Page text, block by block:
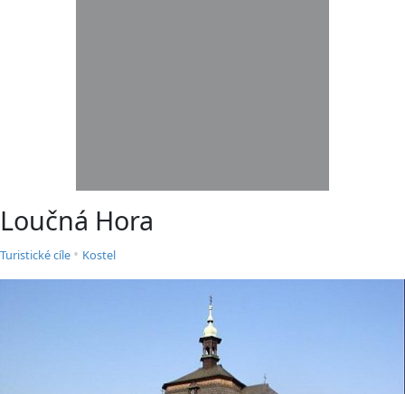
Loučná Hora
Turistické cíle • Kostel